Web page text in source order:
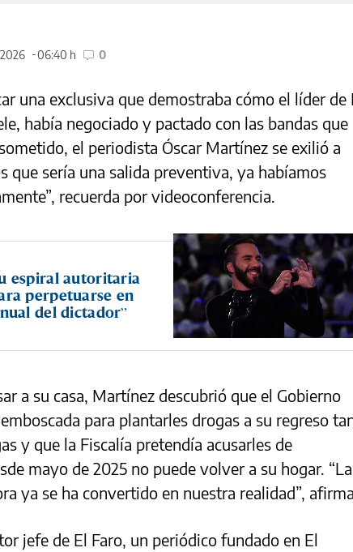
06:40 h 0
una exclusiva que demostraba cómo el líder de
había negociado y pactado con las bandas que
el periodista Óscar Martínez se exilió a
que sería una salida preventiva, ya habíamos
recuerda por videoconferencia.
espiral autoritaria
perpetuarse en
del dictador”
a su casa, Martínez descubrió que el Gobierno
para plantarles drogas a su regreso
y que la Fiscalía pretendía acusarles de
mayo de 2025 no puede volver a su hogar. “La
ya se ha convertido en nuestra realidad”,
jefe de El Faro, un periódico fundado en El